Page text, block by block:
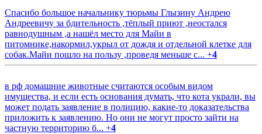
Спасибо большое начальнику тюрьмы Глызину Андрею
Андреевичу за бдительность ,тёплый приют ,неостался
равнодушным ,а нашёл место для Майи в
питомнике,накормил,укрыл от дождя и отдельной клетке для
собак.Майи пошло на пользу ,проведя меньше с... +4
в рф домашние животные считаются особым видом
имущества, и если есть основания думать, что кота украли, вы
может подать заявление в полицию, какие-то доказательства
приложить к заявлению. Но они не могут просто зайти на
частную территорию б... +4